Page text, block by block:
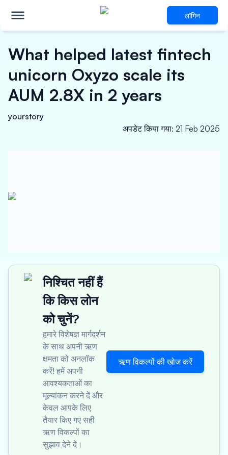
लॉगिन
What helped latest fintech
unicorn Oxyzo scale its
AUM 2.8X in 2 years
yourstory
अपडेट किया गया: 21 Feb 2025
निश्चित नहीं हैं
कि किस लोन
को चुनें?
हमारे विशेषज्ञ मार्गदर्शन
के साथ अपनी ऋण
क्षमता को अनलॉक
करें! हमें अपनी
आवश्यकताओं का
मूल्यांकन करने दें और
केवल आपके लिए
तैयार किए गए सही
ऋण विकल्पों का
सुझाव देने दें।
ऋण विकल्पों की खोज करें